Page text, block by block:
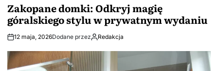
Zakopane domki: Odkryj magię
góralskiego stylu w prywatnym wydaniu
12 maja, 2026Dodane przez Redakcja